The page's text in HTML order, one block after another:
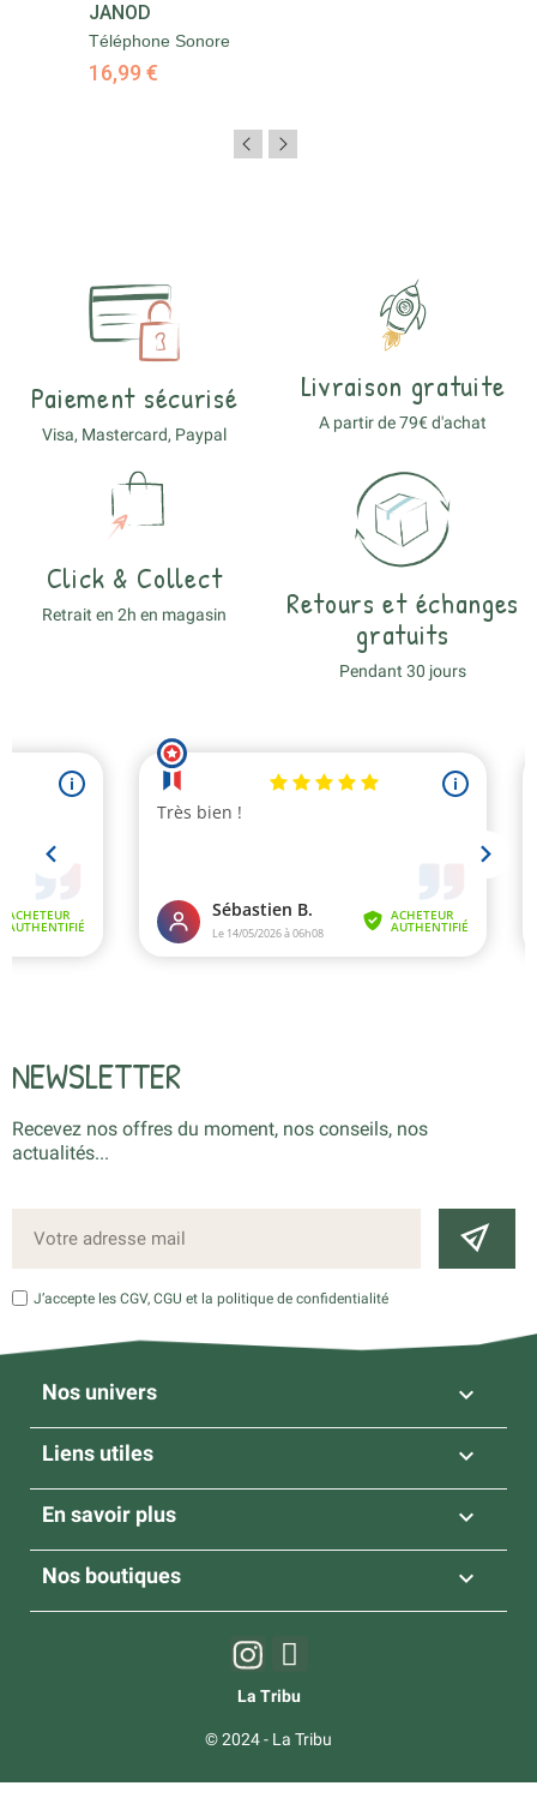
JANOD
Téléphone Sonore
16,99 €
Paiement sécurisé
Visa, Mastercard, Paypal
Livraison gratuite
A partir de 79€ d'achat
Click & Collect
Retrait en 2h en magasin
Retours et échanges
gratuits
Pendant 30 jours
NEWSLETTER
Recevez nos offres du moment, nos conseils, nos
actualités...
J’accepte les CGV, CGU et la politique de confidentialité
Nos univers 
Liens utiles 
En savoir plus 
Nos boutiques 
La Tribu
© 2024 - La Tribu